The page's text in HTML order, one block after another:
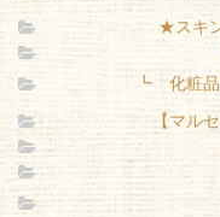
★スキ
┗ 化粧品
【マル